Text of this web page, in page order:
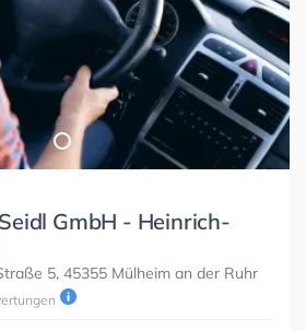
GmbH - Heinrich-
5, 45355 Mülheim an der Ruhr